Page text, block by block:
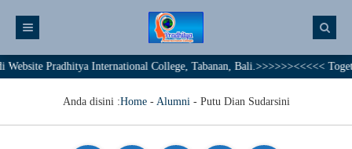
Pradhitya International College, Tabanan, Bali.>>>>>><<<<< Together
Anda disini :Home- Alumni- Putu Dian Sudarsini